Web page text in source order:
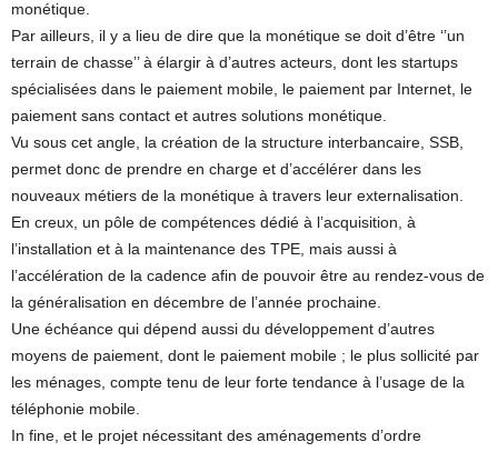
monétique.
Par ailleurs, il y a lieu de dire que la monétique se doit d’être ‘’un
terrain de chasse’’ à élargir à d’autres acteurs, dont les startups
spécialisées dans le paiement mobile, le paiement par Internet, le
paiement sans contact et autres solutions monétique.
Vu sous cet angle, la création de la structure interbancaire, SSB,
permet donc de prendre en charge et d’accélérer dans les
nouveaux métiers de la monétique à travers leur externalisation.
En creux, un pôle de compétences dédié à l’acquisition, à
l’installation et à la maintenance des TPE, mais aussi à
l’accélération de la cadence afin de pouvoir être au rendez-vous de
la généralisation en décembre de l’année prochaine.
Une échéance qui dépend aussi du développement d’autres
moyens de paiement, dont le paiement mobile ; le plus sollicité par
les ménages, compte tenu de leur forte tendance à l’usage de la
téléphonie mobile.
In fine, et le projet nécessitant des aménagements d’ordre